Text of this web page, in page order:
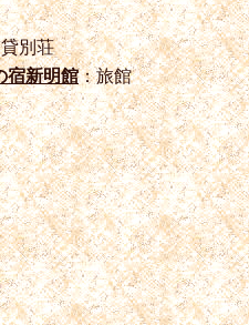
別荘
宿新明館：旅館